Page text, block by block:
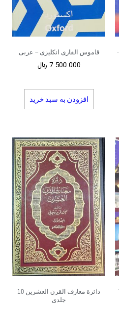
قاموس القاری انکلیزی – عربی
7.500.000 ﷼
افزودن به سبد خرید
دائرة معارف القرن العشرین 10
جلدی